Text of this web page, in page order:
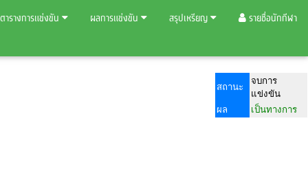
ตารางการแข่งขัน ผลการแข่งขัน สรุปเหรียญ รายชื่อนักกีฬา
สถานะ
จบการ
แข่งขัน
ผล
เป็นทางการ